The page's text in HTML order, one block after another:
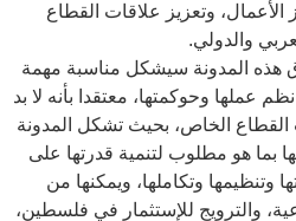
وتعزيز علاقات القطاع
والدولي.
هذه المدونة سيشكل مناسبة مهمة
عملها وحوكمتها، معتقدا بأنه لا بد
الخاص، بحيث تشكل المدونة
بما هو مطلوب لتنمية قدرتها على
وتنظيمها وتكاملها، ويمكنها من
والترويج للإستثمار في فلسطين،